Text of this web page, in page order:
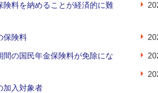
険料を納めることが経済的に難
保険料
間の国民年金保険料が免除にな
加入対象者